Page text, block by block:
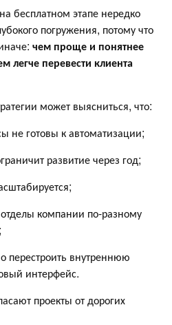
бесплатном этапе нередко
погружения, потому что
чем проще и понятнее
легче перевести клиента
может выясниться, что:
не готовы к автоматизации;
развитие через год;
компании по-разному
перестроить внутреннюю
интерфейс.
проекты от дорогих